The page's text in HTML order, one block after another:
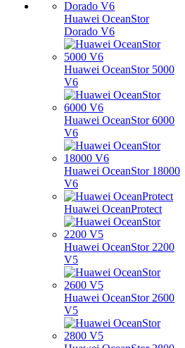
Huawei OceanStor
Dorado V6
Huawei OceanStor 5000
V6
Huawei OceanStor 6000
V6
Huawei OceanStor 18000
V6
Huawei OceanProtect
Huawei OceanStor 2200
V5
Huawei OceanStor 2600
V5